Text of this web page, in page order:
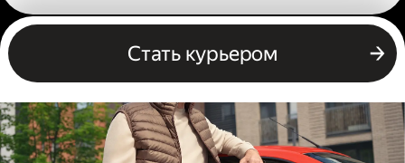
Стать курьером
Другие профессии